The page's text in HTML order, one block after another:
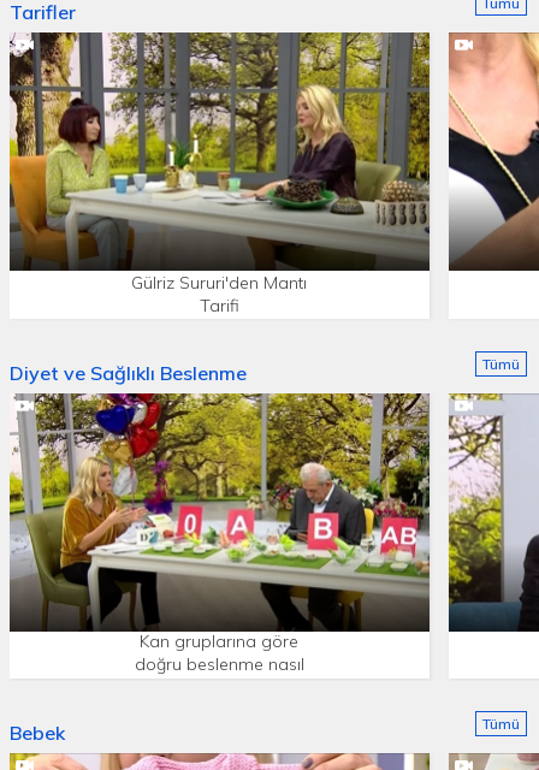
Tarifler
Gülriz Sururi'den Mantı
Tarifi
Diyet ve Sağlıklı Beslenme
Kan gruplarına göre
doğru beslenme nasıl
Tümü
Bebek Tümü